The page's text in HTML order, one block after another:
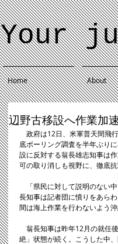
Your
Home About
辺野古移設へ作業加
政府は12日、米軍普天間飛
底ボーリング調査を半年ぶり
設に反対する翁長雄志知事は
可の取り消しも視野に、徹底抗
「県民に対して説明のない
長知事は記者団に憤りをあら
間は海上作業を行わないよう沖
翁長知事は昨年12月の就任
絶」状態が続く。こうした中